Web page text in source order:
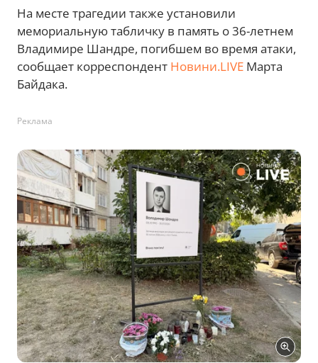
На месте трагедии также установили
мемориальную табличку в память о 36-летнем
Владимире Шандре, погибшем во время атаки,
сообщает корреспондент Новини.LIVE Марта
Байдака.
Реклама